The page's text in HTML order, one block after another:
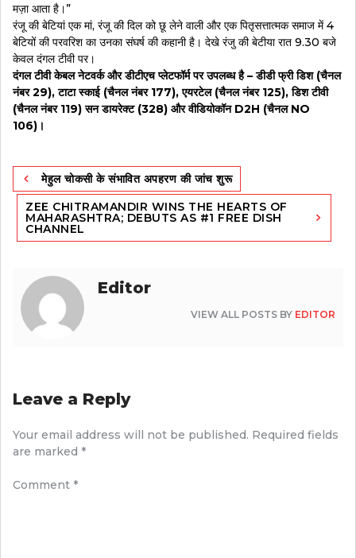
मज़ा आता है।”
रंजू की बेटियां एक मां, रंजू की दिल को छू लेने वाली और एक पितृसत्तात्मक समाज में 4
बेटियों की परवरिश का उनका संघर्ष की कहानी है। देखे रंजु की बेटीया रात 9.30 बजे
केवल दंगल टीवी पर।
दंगल टीवी केबल नेटवर्क और डीटीएच प्लेटफॉर्म पर उपलब्ध है – डीडी फ्री डिश (चैनल
नंबर 29), टाटा स्काई (चैनल नंबर 177), एयरटेल (चैनल नंबर 125), डिश टीवी
(चैनल नंबर 119) सन डायरेक्ट (328) और वीडियोकॉन D2H (चैनल NO
106)।
Post
navigation
मेहुल चोकसी के संभावित अपहरण की जांच शुरू
ZEE CHITRAMANDIR WINS THE HEARTS OF
MAHARASHTRA; DEBUTS AS #1 FREE DISH
CHANNEL
Editor
VIEW ALL POSTS BY EDITOR
Leave a Reply
Your email address will not be published. Required fields
are marked *
Comment *